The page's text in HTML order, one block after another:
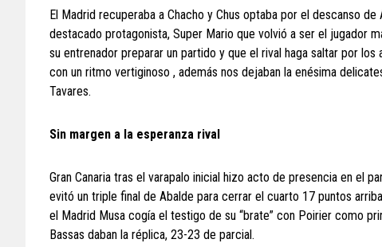
El Madrid recuperaba a Chacho y Chus optaba por el descanso
destacado protagonista, Super Mario que volvió a ser el jugador
su entrenador preparar un partido y que el rival haga saltar por
con un ritmo vertiginoso , además nos dejaban la enésima
Tavares.
Sin margen a la esperanza rival
Gran Canaria tras el varapalo inicial hizo acto de presencia en el
evitó un triple final de Abalde para cerrar el cuarto 17 puntos
el Madrid Musa cogía el testigo de su “brate” con Poirier como
Bassas daban la réplica, 23-23 de parcial.